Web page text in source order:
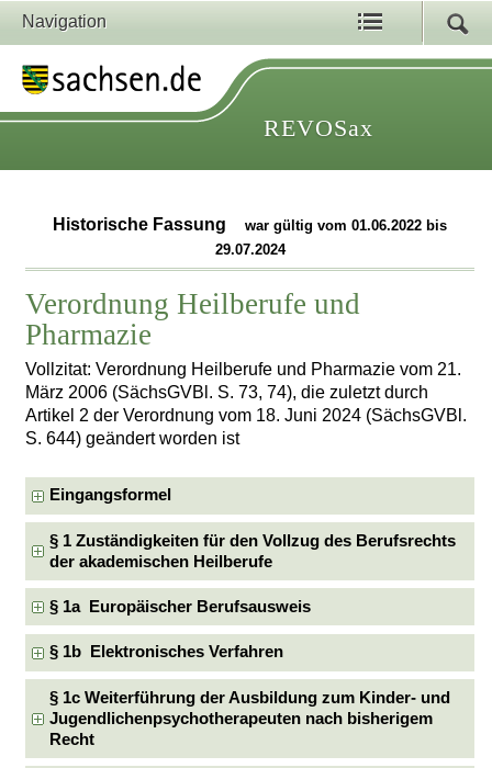
Navigation
REVOSax
Historische Fassung
war gültig vom 01.06.2022 bis
29.07.2024
Verordnung Heilberufe und
Pharmazie
Vollzitat: Verordnung Heilberufe und Pharmazie vom 21.
März 2006 (SächsGVBl. S. 73, 74), die zuletzt durch
Artikel 2 der Verordnung vom 18. Juni 2024 (SächsGVBl.
S. 644) geändert worden ist
Eingangsformel
§ 1 Zuständigkeiten für den Vollzug des Berufsrechts
der akademischen Heilberufe
§ 1a Europäischer Berufsausweis
§ 1b Elektronisches Verfahren
§ 1c Weiterführung der Ausbildung zum Kinder- und
Jugendlichenpsychotherapeuten nach bisherigem
Recht